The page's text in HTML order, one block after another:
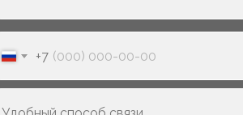
+7